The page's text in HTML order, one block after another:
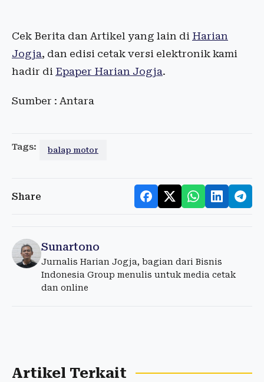
Cek Berita dan Artikel yang lain di Harian
Jogja, dan edisi cetak versi elektronik kami
hadir di Epaper Harian Jogja.
Sumber : Antara
Tags: balap motor
Share
Sunartono
Jurnalis Harian Jogja, bagian dari Bisnis
Indonesia Group menulis untuk media cetak
dan online
Artikel Terkait